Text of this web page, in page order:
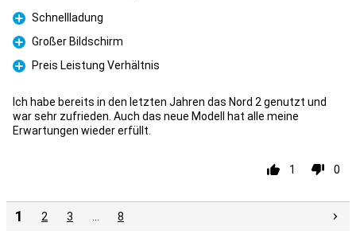
Pour
Schnellladung
Pour
Großer Bildschirm
Pour
Preis Leistung Verhältnis
Ich habe bereits in den letzten Jahren das Nord 2 genutzt und
war sehr zufrieden. Auch das neue Modell hat alle meine
Erwartungen wieder erfüllt.
1 0
1 2 3 8